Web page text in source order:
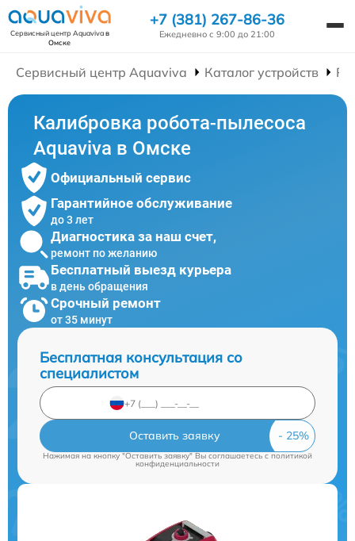
Сервисный центр Aquavivaв
Омске
+7 (381) 267-86-36
Ежедневно с 9:00 до 21:00
Сервисный центр Aquaviva Каталог устройств
Калибровка робота-пылесоса
Aquaviva в Омске
Официальный сервис
Гарантийное обслуживание
до 3 лет
Диагностика за наш счет,
ремонт по желанию
Бесплатный выезд курьера
в день обращения
Срочный ремонт
от 35 минут
Бесплатная консультация со
специалистом
Оставить заявку
Нажимая на кнопку "Оставить заявку" Вы соглашаетесь c политикой
конфиденциальности